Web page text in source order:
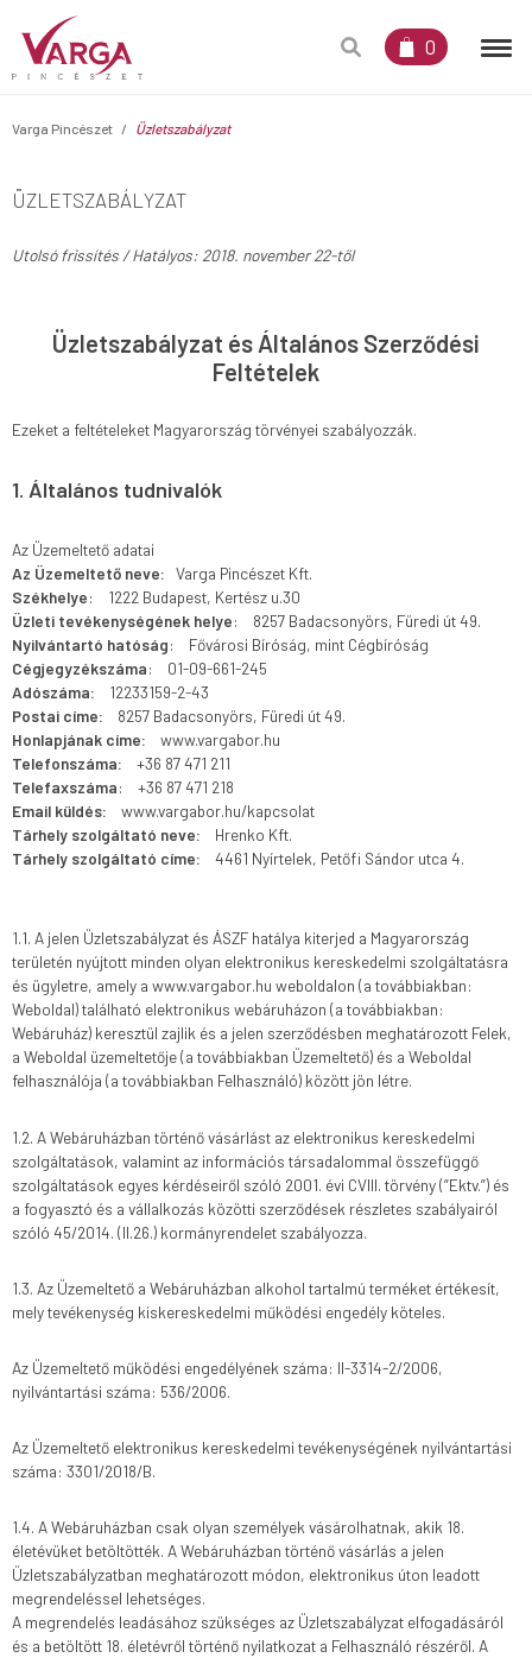
0
Varga Pincészet Üzletszabályzat
ÜZLETSZABÁLYZAT
Utolsó frissítés / Hatályos: 2018. november 22-től
Üzletszabályzat és Általános Szerződési
Feltételek
Ezeket a feltételeket Magyarország törvényei szabályozzák.
1. Általános tudnivalók
Az Üzemeltető adatai
Az Üzemeltető neve: Varga Pincészet Kft.
Székhelye: 1222 Budapest, Kertész u.30
Üzleti tevékenységének helye: 8257 Badacsonyörs, Füredi út 49.
Nyilvántartó hatóság: Fővárosi Bíróság, mint Cégbíróság
Cégjegyzékszáma: 01-09-661-245
Adószáma: 12233159-2-43
Postai címe:
8257 Badacsonyörs, Füredi út 49.
Honlapjának címe:
www.vargabor.hu
Telefonszáma:
+36 87 471 211
Telefaxszáma: +36 87 471 218
Email küldés: www.vargabor.hu/kapcsolat
Tárhely szolgáltató neve:
Hrenko Kft.
Tárhely szolgáltató címe: 4461 Nyírtelek, Petőfi Sándor utca 4.
1.1. A jelen Üzletszabályzat és ÁSZF hatálya kiterjed a Magyarország
területén nyújtott minden olyan elektronikus kereskedelmi szolgáltatásra
és ügyletre, amely a www.vargabor.hu weboldalon (a továbbiakban:
Weboldal) található elektronikus webáruházon (a továbbiakban:
Webáruház) keresztül zajlik és a jelen szerződésben meghatározott Felek,
a Weboldal üzemeltetője (a továbbiakban Üzemeltető) és a Weboldal
felhasználója (a továbbiakban Felhasználó) között jön létre.
1.2. A Webáruházban történő vásárlást az elektronikus kereskedelmi
szolgáltatások, valamint az információs társadalommal összefüggő
szolgáltatások egyes kérdéseiről szóló 2001. évi CVIII. törvény (”Ektv.”) és
a fogyasztó és a vállalkozás közötti szerződések részletes szabályairól
szóló 45/2014. (II.26.) kormányrendelet szabályozza.
1.3. Az Üzemeltető a Webáruházban alkohol tartalmú terméket értékesít,
mely tevékenység kiskereskedelmi működési engedély köteles.
Az Üzemeltető működési engedélyének száma: II-3314-2/2006,
nyilvántartási száma: 536/2006.
Az Üzemeltető elektronikus kereskedelmi tevékenységének nyilvántartási
száma: 3301/2018/B.
1.4. A Webáruházban csak olyan személyek vásárolhatnak, akik 18.
életévüket betöltötték. A Webáruházban történő vásárlás a jelen
Üzletszabályzatban meghatározott módon, elektronikus úton leadott
megrendeléssel lehetséges.
A megrendelés leadásához szükséges az Üzletszabályzat elfogadásáról
és a betöltött 18. életévről történő nyilatkozat a Felhasználó részéről. A